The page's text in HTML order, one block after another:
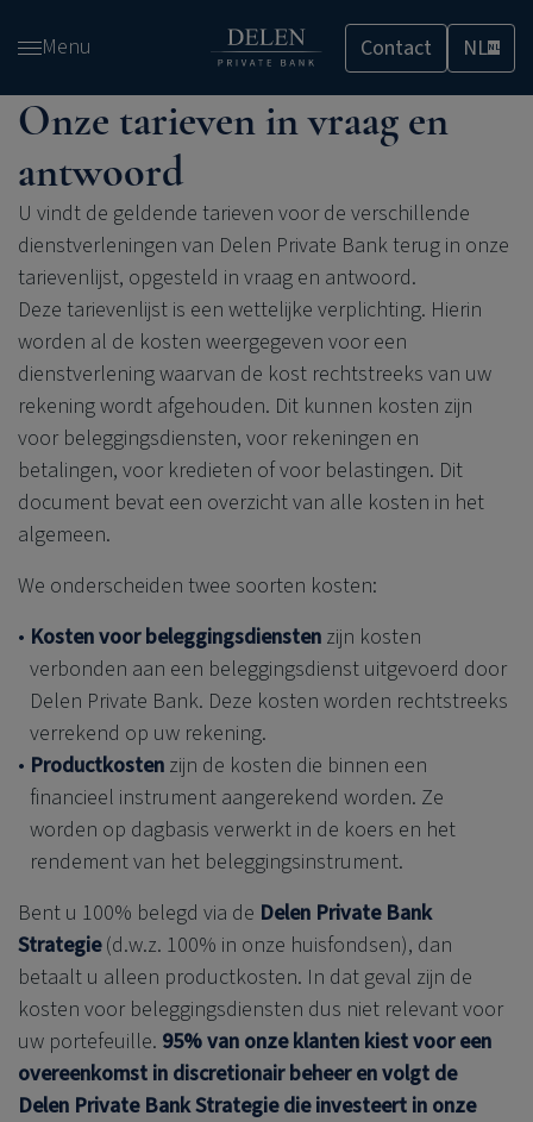
en
de
inhoud
gaan
Menu Contact NLNL
Onze tarieven in vraag en
antwoord
U vindt de geldende tarieven voor de verschillende
dienstverleningen van Delen Private Bank terug in onze
tarievenlijst, opgesteld in vraag en antwoord.
Deze tarievenlijst is een wettelijke verplichting. Hierin
worden al de kosten weergegeven voor een
dienstverlening waarvan de kost rechtstreeks van uw
rekening wordt afgehouden. Dit kunnen kosten zijn
voor beleggingsdiensten, voor rekeningen en
betalingen, voor kredieten of voor belastingen. Dit
document bevat een overzicht van alle kosten in het
algemeen.
We onderscheiden twee soorten kosten:
Kosten voor beleggingsdiensten zijn kosten
verbonden aan een beleggingsdienst uitgevoerd door
Delen Private Bank. Deze kosten worden rechtstreeks
verrekend op uw rekening.
Productkosten zijn de kosten die binnen een
financieel instrument aangerekend worden. Ze
worden op dagbasis verwerkt in de koers en het
rendement van het beleggingsinstrument.
Bent u 100% belegd via de Delen Private Bank
Strategie (d.w.z. 100% in onze huisfondsen), dan
betaalt u alleen productkosten. In dat geval zijn de
kosten voor beleggingsdiensten dus niet relevant voor
uw portefeuille. 95% van onze klanten kiest voor een
overeenkomst in discretionair beheer en volgt de
Delen Private BankStrategie die investeert in onze